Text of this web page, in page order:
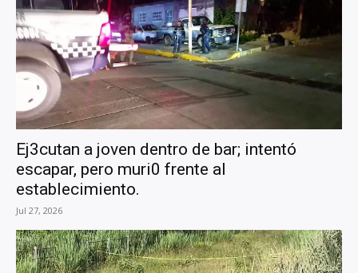
Ej3cutan a joven dentro de bar; intentó
escapar, pero muri0 frente al
establecimiento.
Jul 27, 2026